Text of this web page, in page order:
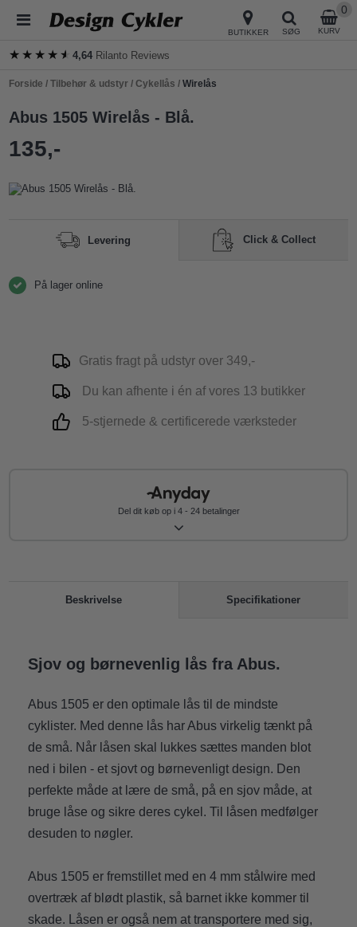
BUTIKKER SØG KURV
0
★★★★★
★★★★★4,64 Rilanto Reviews
Forside /Tilbehør & udstyr /Cykellås /Wirelås
Abus 1505 Wirelås - Blå.
135,-
Levering Click & Collect
På lager online
Gratis fragt på udstyr over 349,-
Du kan afhente i én af vores 13 butikker
5-stjernede & certificerede værksteder
Del dit køb op i 4 - 24 betalinger
Beskrivelse Specifikationer
Sjov og børnevenlig lås fra Abus.
Abus 1505 er den optimale lås til de mindste
cyklister. Med denne lås har Abus virkelig tænkt på
de små. Når låsen skal lukkes sættes manden blot
ned i bilen - et sjovt og børnevenligt design. Den
perfekte måde at lære de små, på en sjov måde, at
bruge låse og sikre deres cykel. Til låsen medfølger
desuden to nøgler.
Abus 1505 er fremstillet med en 4 mm stålwire med
overtræk af blødt plastik, så barnet ikke kommer til
skade. Låsen er også nem at transportere med sig,